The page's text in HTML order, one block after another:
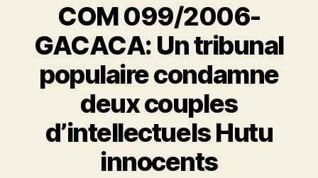
COM 099/2006-
GACACA: Un tribunal
populaire condamne
deux couples
d’intellectuels Hutu
innocents